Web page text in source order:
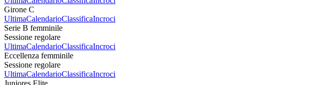
Girone C
UltimaCalendarioClassificaIncroci
Serie B femminile
Sessione regolare
UltimaCalendarioClassificaIncroci
Eccellenza femminile
Sessione regolare
UltimaCalendarioClassificaIncroci
Juniores Elite